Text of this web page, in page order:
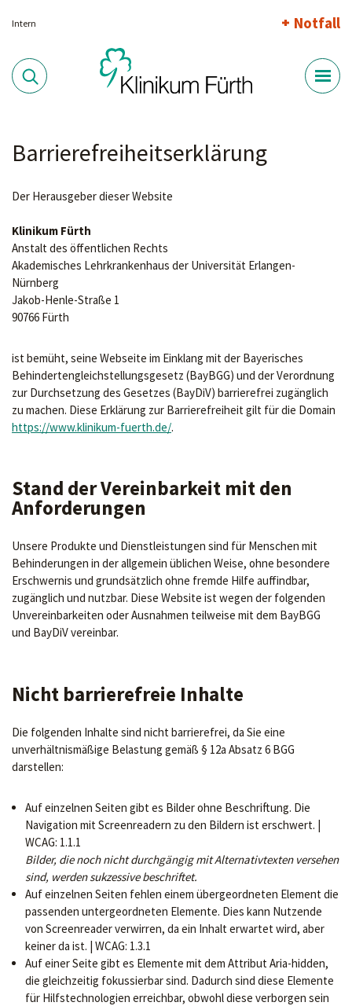
Intern Notfall
Barrierefreiheitserklärung
Der Herausgeber dieser Website
Klinikum Fürth
Anstalt des öffentlichen Rechts
Akademisches Lehrkrankenhaus der Universität Erlangen-
Nürnberg
Jakob-Henle-Straße 1
90766 Fürth
ist bemüht, seine Webseite im Einklang mit der Bayerisches
Behindertengleichstellungsgesetz (BayBGG) und der Verordnung
zur Durchsetzung des Gesetzes (BayDiV) barrierefrei zugänglich
zu machen. Diese Erklärung zur Barrierefreiheit gilt für die Domain
https://www.klinikum-fuerth.de/.
Stand der Vereinbarkeit mit den
Anforderungen
Unsere Produkte und Dienstleistungen sind für Menschen mit
Behinderungen in der allgemein üblichen Weise, ohne besondere
Erschwernis und grundsätzlich ohne fremde Hilfe auffindbar,
zugänglich und nutzbar. Diese Website ist wegen der folgenden
Unvereinbarkeiten oder Ausnahmen teilweise mit dem BayBGG
und BayDiV vereinbar.
Nicht barrierefreie Inhalte
Die folgenden Inhalte sind nicht barrierefrei, da Sie eine
unverhältnismäßige Belastung gemäß § 12a Absatz 6 BGG
darstellen:
Auf einzelnen Seiten gibt es Bilder ohne Beschriftung. Die
Navigation mit Screenreadern zu den Bildern ist erschwert. |
WCAG: 1.1.1
Bilder, die noch nicht durchgängig mit Alternativtexten versehen
sind, werden sukzessive beschriftet.
Auf einzelnen Seiten fehlen einem übergeordneten Element die
passenden untergeordneten Elemente. Dies kann Nutzende
von Screenreader verwirren, da ein Inhalt erwartet wird, aber
keiner da ist. | WCAG: 1.3.1
Auf einer Seite gibt es Elemente mit dem Attribut Aria-hidden,
die gleichzeitig fokussierbar sind. Dadurch sind diese Elemente
für Hilfstechnologien erreichbar, obwohl diese verborgen sein